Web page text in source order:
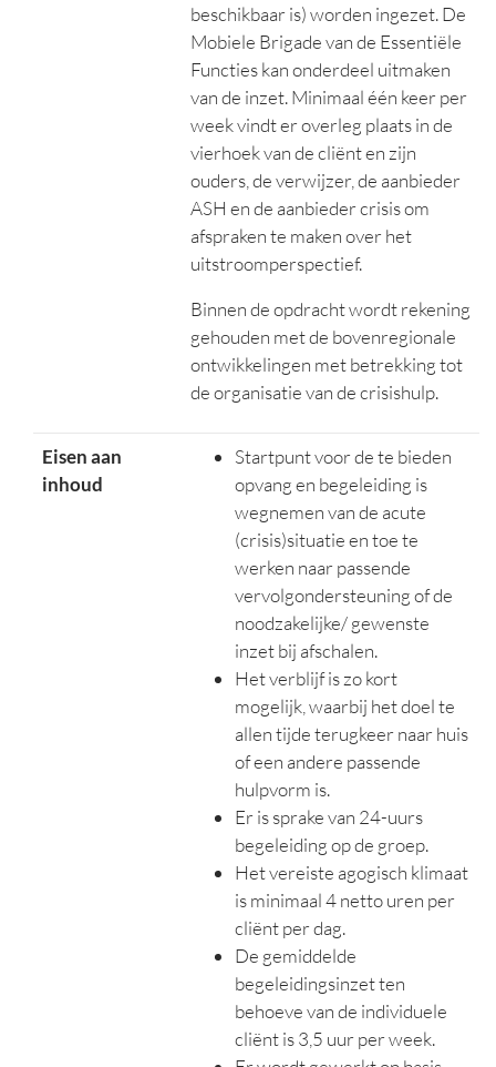
beschikbaar is) worden ingezet. De
Mobiele Brigade van de Essentiële
Functies kan onderdeel uitmaken
van de inzet.Minimaal één keer per
week vindt er overleg plaats in de
vierhoekvan de cliënt en zijn
ouders, de verwijzer, de aanbieder
ASH en de aanbieder crisis om
afspraken te maken over het
uitstroomperspectief.
Binnen de opdracht wordt rekening
gehouden met de bovenregionale
ontwikkelingen met betrekking tot
de organisatie van de crisishulp.
Eisen aan
inhoud
Startpunt voor de te bieden
opvang en begeleiding is
wegnemen van de acute
(crisis)situatie en toe te
werken naar passende
vervolgondersteuning of de
noodzakelijke/ gewenste
inzet bij afschalen.
Het verblijf is zo kort
mogelijk, waarbij het doel te
allen tijde terugkeer naar huis
of een andere passende
hulpvorm is.
Er is sprake van 24-uurs
begeleiding op de groep.
Het vereiste agogisch klimaat
is minimaal 4 netto uren per
cliënt per dag.
De gemiddelde
begeleidingsinzet ten
behoeve van de individuele
cliënt is 3,5 uur per week.